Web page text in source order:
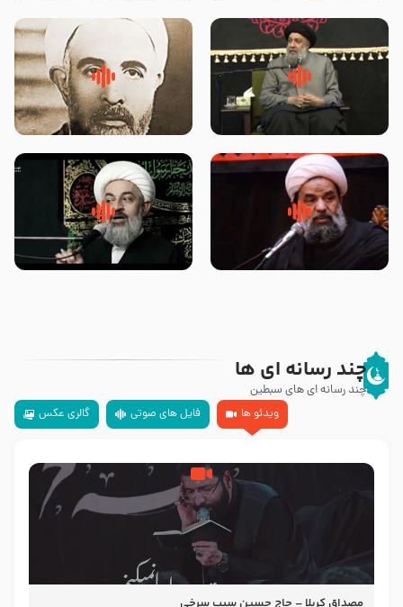
لقب حضرت رقیه سلام الله علیها به
چه معناست – حجت الاسلام علوی
روضه‌ی مجلس یزید ملعون و
اسارت اهل‌بیت علیهم‌السلام –
محدث زاده
سلام جوانی که امام حسین علیه
السلام خودش جوابش را دادند
زیارتی که اسباب رزق زیاد و عمر
طولانی است حجت السلام حسین
چند رسانه ای ها
چند رسانه ای های سبطین
ویدئو ها
فایل های صوتی گالری عکس
مصداق کربلا – حاج حسین سیب سرخی